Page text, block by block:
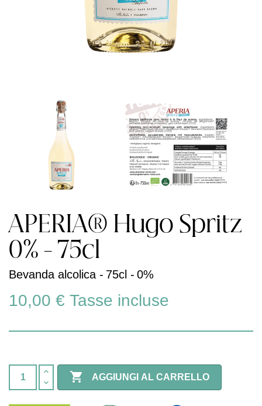
APERIA® Hugo Spritz
0% - 75cl
Bevanda alcolica - 75cl - 0%
10,00 € Tasse incluse
 AGGIUNGI AL CARRELLO